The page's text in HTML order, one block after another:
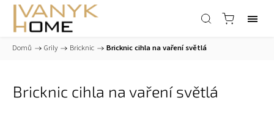
Domů / Grily / Bricknic / Bricknic cihla na vaření světlá
Bricknic cihla na vaření světlá